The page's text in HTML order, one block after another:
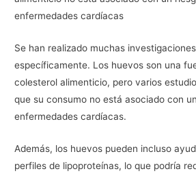
enfermedades cardíacas
Se han realizado muchas
específicamente. Los huevos son una
colesterol alimenticio, pero varios
que su consumo no está asociado con
enfermedades cardíacas.
Además, los huevos pueden incluso
perfiles de lipoproteínas, lo que podría